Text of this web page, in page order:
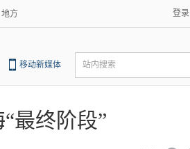
地方 登录
移动新媒体 站内搜索
最终阶段”